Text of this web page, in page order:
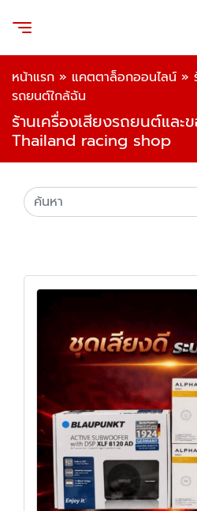
หน้าแรก » แคตตาล็อกออนไลน์ »
รถยนต์ใกล้ฉัน
ร้านเครื่องเสียงรถยนต์แล
Thailand racing shop